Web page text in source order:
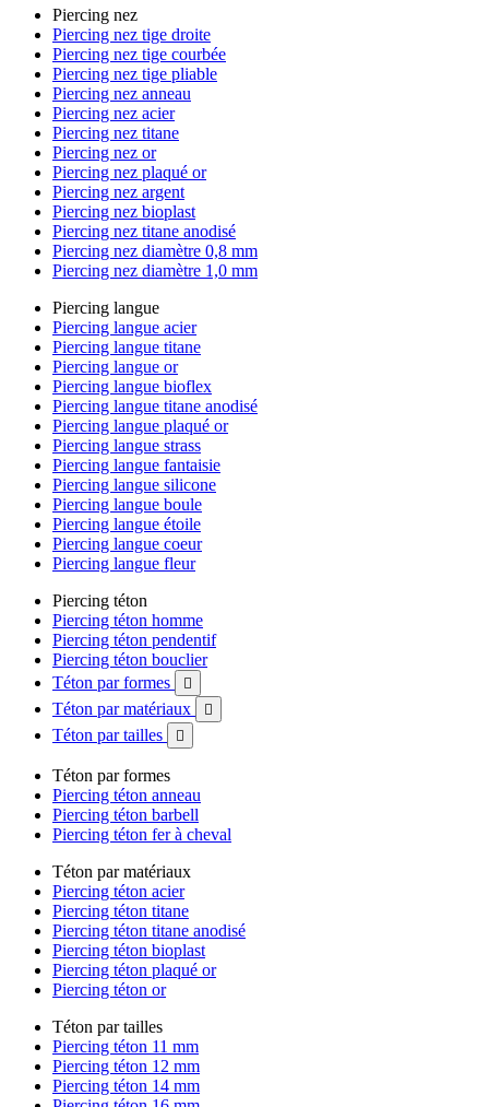
Piercing nez
Piercing nez tige droite
Piercing nez tige courbée
Piercing nez tige pliable
Piercing nez anneau
Piercing nez acier
Piercing nez titane
Piercing nez or
Piercing nez plaqué or
Piercing nez argent
Piercing nez bioplast
Piercing nez titane anodisé
Piercing nez diamètre 0,8 mm
Piercing nez diamètre 1,0 mm
Piercing langue
Piercing langue acier
Piercing langue titane
Piercing langue or
Piercing langue bioflex
Piercing langue titane anodisé
Piercing langue plaqué or
Piercing langue strass
Piercing langue fantaisie
Piercing langue silicone
Piercing langue boule
Piercing langue étoile
Piercing langue coeur
Piercing langue fleur
Piercing téton
Piercing téton homme
Piercing téton pendentif
Piercing téton bouclier
Téton par formes

Téton par matériaux 
Téton par tailles 
Téton par formes
Piercing téton anneau
Piercing téton barbell
Piercing téton fer à cheval
Téton par matériaux
Piercing téton acier
Piercing téton titane
Piercing téton titane anodisé
Piercing téton bioplast
Piercing téton plaqué or
Piercing téton or
Téton par tailles
Piercing téton 11 mm
Piercing téton 12 mm
Piercing téton 14 mm